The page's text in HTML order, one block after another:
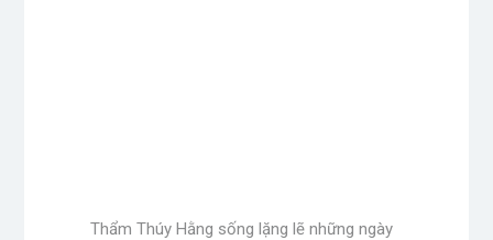
Thẩm Thúy Hằng sống lặng lẽ những ngày